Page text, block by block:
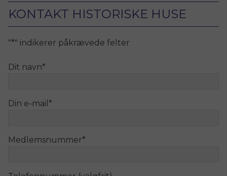
KONTAKT HISTORISKE HUSE
"*" indikerer påkrævede felter
Dit navn*
Din e-mail *
Medlemsnummer*